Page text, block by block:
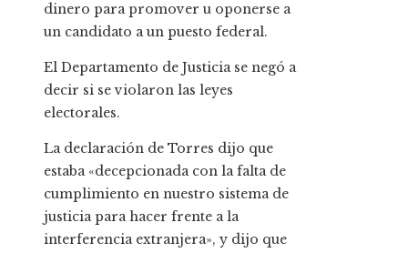
dinero para promover u oponerse a
un candidato a un puesto federal.
El Departamento de Justicia se negó a
decir si se violaron las leyes
electorales.
La declaración de Torres dijo que
estaba «decepcionada con la falta de
cumplimiento en nuestro sistema de
justicia para hacer frente a la
interferencia extranjera», y dijo que